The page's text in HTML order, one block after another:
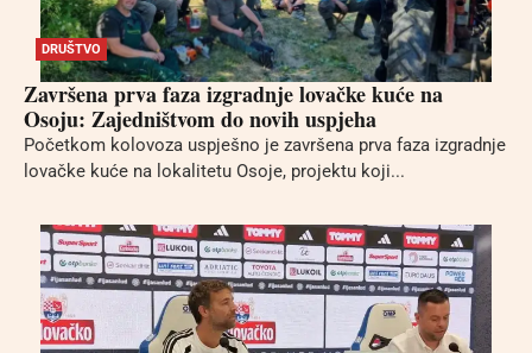
DRUŠTVO
Završena prva faza izgradnje lovačke kuće na
Osoju: Zajedništvom do novih uspjeha
Početkom kolovoza uspješno je završena prva faza izgradnje
lovačke kuće na lokalitetu Osoje, projektu koji...